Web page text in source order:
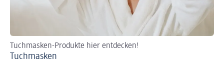
Tuchmasken-Produkte hier entdecken!
Tuchmasken